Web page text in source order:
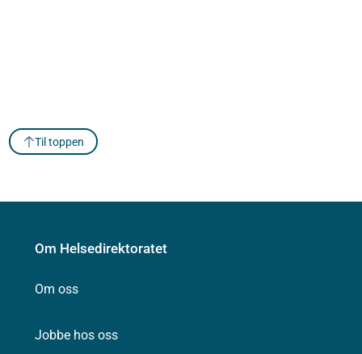
Til toppen
Om Helsedirektoratet
Om oss
Jobbe hos oss